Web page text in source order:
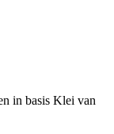
in basis Klei van